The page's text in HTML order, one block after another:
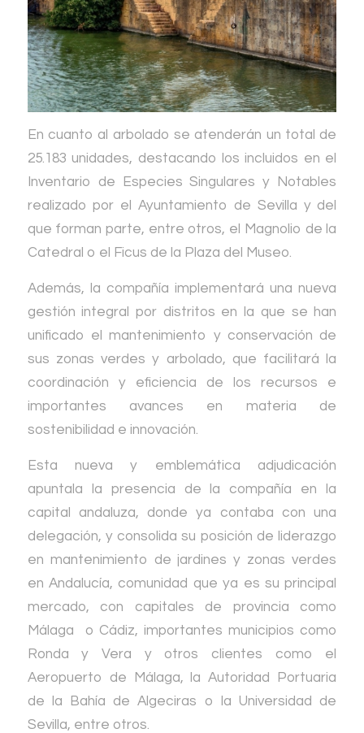
En cuanto al arbolado se atenderán un total de
25.183 unidades, destacando los incluidos en el
Inventario de Especies Singulares y Notables
realizado por el Ayuntamiento de Sevilla y del
que forman parte, entre otros, el Magnolio de la
Catedral o el Ficus de la Plaza del Museo.
Además, la compañía implementará una nueva
gestión integral por distritos en la que se han
unificado el mantenimiento y conservación de
sus zonas verdes y arbolado, que facilitará la
coordinación y eficiencia de los recursos e
importantes avances en materia de
sostenibilidad e innovación.
Esta nueva y emblemática adjudicación
apuntala la presencia de la compañía en la
capital andaluza, donde ya contaba con una
delegación, y consolida su posición de liderazgo
en mantenimiento de jardines y zonas verdes
en Andalucía, comunidad que ya es su principal
mercado, con capitales de provincia como
Málaga o Cádiz, importantes municipios como
Ronda y Vera y otros clientes como el
Aeropuerto de Málaga, la Autoridad Portuaria
de la Bahía de Algeciras o la Universidad de
Sevilla, entre otros.